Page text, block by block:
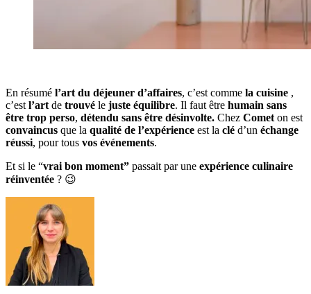
En résumé l’art du déjeuner d’affaires, c’est comme la cuisine ,
c’est l’art de trouvé le juste équilibre. Il faut être humain sans
être trop perso, détendu sans être désinvolte. Chez Comet on est
convaincus que la qualité de l’expérience est la clé d’un échange
réussi, pour tous vos événements.
Et si le “vrai bon moment” passait par une expérience culinaire
réinventée ? 😉